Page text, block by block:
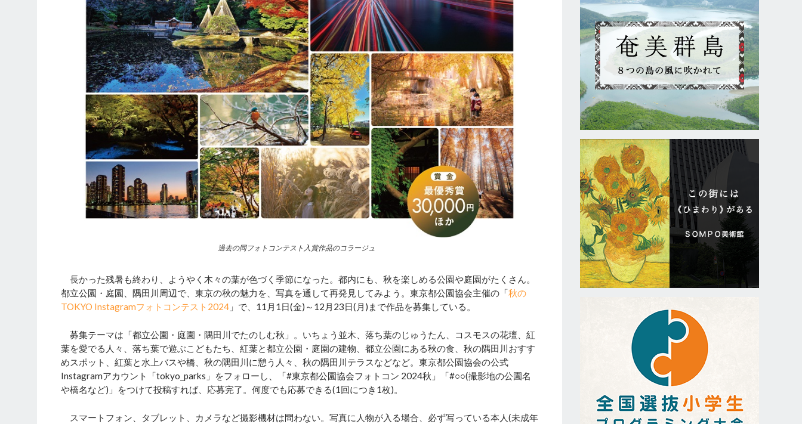
過去の同フォトコンテスト入賞作品のコラージュ
長かった残暑も終わり、ようやく木々の葉が色づく季節になった。都内にも、秋を楽しめる公園や庭園がたくさん。
都立公園・庭園、隅田川周辺で、東京の秋の魅力を、写真を通して再発見してみよう。東京都公園協会主催の「秋の
TOKYO Instagramフォトコンテスト2024 」で、11月1日(金)～12月23日(月)まで作品を募集している。
募集テーマは「都立公園・庭園・隅田川でたのしむ秋」。いちょう並木、落ち葉のじゅうたん、コスモスの花壇、紅
葉を愛でる人々、落ち葉で遊ぶこどもたち、紅葉と都立公園・庭園の建物、都立公園にある秋の食、秋の隅田川おすす
めスポット、紅葉と水上バスや橋、秋の隅田川に憩う人々、秋の隅田川テラスなどなど。東京都公園協会の公式
Instagramアカウント「tokyo_parks」をフォローし、「#東京都公園協会フォトコン 2024秋」「#○○(撮影地の公園名
や橋名など)」をつけて投稿すれば、応募完了。何度でも応募できる(1回につき1枚)。
スマートフォン、タブレット、カメラなど撮影機材は問わない。写真に人物が入る場合、必ず写っている本人(未成年